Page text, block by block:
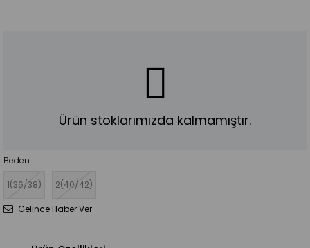
Ürün stoklarımızda kalmamıştır.
Beden
1(36/38) 2(40/42)
Gelince Haber Ver